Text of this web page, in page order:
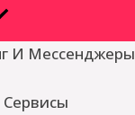
И Мессенджеры